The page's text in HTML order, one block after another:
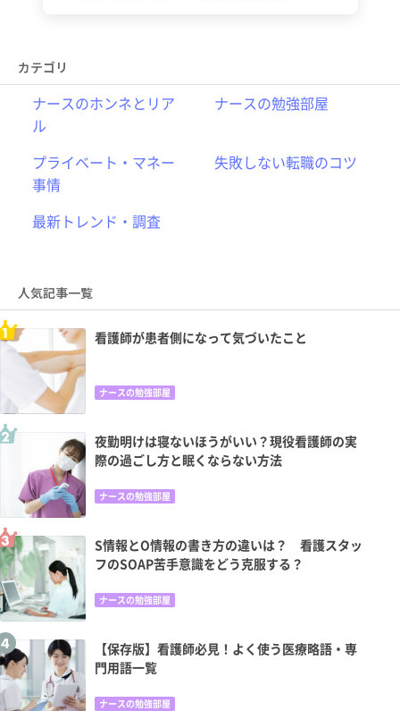
カテゴリ
ナースのホンネとリア
ル
ナースの勉強部屋
プライベート・マネー
事情
失敗しない転職のコツ
最新トレンド・調査
人気記事一覧
看護師が患者側になって気づいたこと
ナースの勉強部屋
夜勤明けは寝ないほうがいい？現役看護師の実
際の過ごし方と眠くならない方法
ナースの勉強部屋
S情報とO情報の書き方の違いは？ 看護スタッ
フのSOAP苦手意識をどう克服する？
ナースの勉強部屋
【保存版】看護師必見！よく使う医療略語・専
門用語一覧
ナースの勉強部屋